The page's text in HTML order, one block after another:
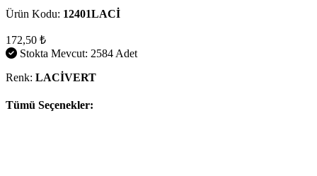
Ürün Kodu: 12401LACİ
172,50 ₺
Stokta Mevcut: 2584 Adet
Renk: LACİVERT
Tümü Seçenekler: